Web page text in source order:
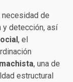
de
detección, así
, el
, una de
estructural